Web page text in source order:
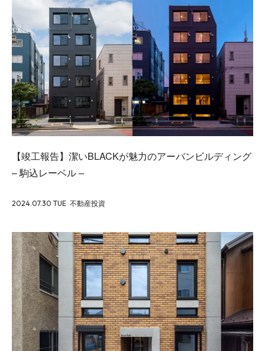
【竣工報告】潔いBLACKが魅力のアーバンビルディング
– 駒込レーベル –
2024.07.30 TUE 不動産投資